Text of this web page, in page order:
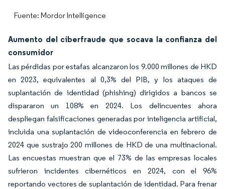
Fuente: Mordor Intelligence
Aumento del ciberfraude que socava la confianza del
consumidor
Las pérdidas por estafas alcanzaron los 9.000 millones de HKD
en 2023, equivalentes al 0,3% del PIB, y los ataques de
suplantación de identidad (phishing) dirigidos a bancos se
dispararon un 108% en 2024. Los delincuentes ahora
despliegan falsificaciones generadas por inteligencia artificial,
incluida una suplantación de videoconferencia en febrero de
2024 que sustrajo 200 millones de HKD de una multinacional.
Las encuestas muestran que el 73% de las empresas locales
sufrieron incidentes cibernéticos en 2024, con el 96%
reportando vectores de suplantación de identidad. Para frenar